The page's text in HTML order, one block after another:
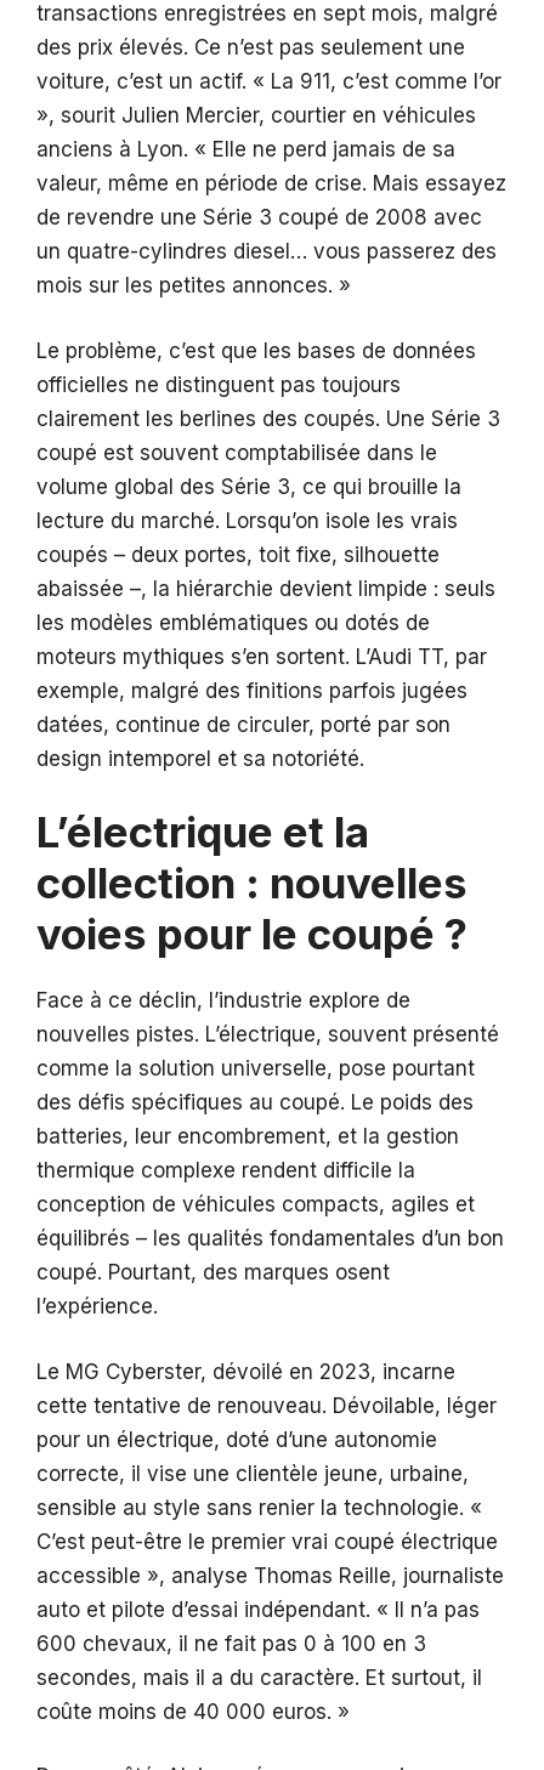
transactions enregistrées en sept mois, malgré
des prix élevés. Ce n’est pas seulement une
voiture, c’est un actif. « La 911, c’est comme l’or
», sourit Julien Mercier, courtier en véhicules
anciens à Lyon. « Elle ne perd jamais de sa
valeur, même en période de crise. Mais essayez
de revendre une Série 3 coupé de 2008 avec
un quatre-cylindres diesel… vous passerez des
mois sur les petites annonces. »
Le problème, c’est que les bases de données
officielles ne distinguent pas toujours
clairement les berlines des coupés. Une Série 3
coupé est souvent comptabilisée dans le
volume global des Série 3, ce qui brouille la
lecture du marché. Lorsqu’on isole les vrais
coupés – deux portes, toit fixe, silhouette
abaissée –, la hiérarchie devient limpide : seuls
les modèles emblématiques ou dotés de
moteurs mythiques s’en sortent. L’Audi TT, par
exemple, malgré des finitions parfois jugées
datées, continue de circuler, porté par son
design intemporel et sa notoriété.
L’électrique et la
collection : nouvelles
voies pour le coupé ?
Face à ce déclin, l’industrie explore de
nouvelles pistes. L’électrique, souvent présenté
comme la solution universelle, pose pourtant
des défis spécifiques au coupé. Le poids des
batteries, leur encombrement, et la gestion
thermique complexe rendent difficile la
conception de véhicules compacts, agiles et
équilibrés – les qualités fondamentales d’un bon
coupé. Pourtant, des marques osent
l’expérience.
Le MG Cyberster, dévoilé en 2023, incarne
cette tentative de renouveau. Dévoilable, léger
pour un électrique, doté d’une autonomie
correcte, il vise une clientèle jeune, urbaine,
sensible au style sans renier la technologie. «
C’est peut-être le premier vrai coupé électrique
accessible », analyse Thomas Reille, journaliste
auto et pilote d’essai indépendant. « Il n’a pas
600 chevaux, il ne fait pas 0 à 100 en 3
secondes, mais il a du caractère. Et surtout, il
coûte moins de 40 000 euros. »